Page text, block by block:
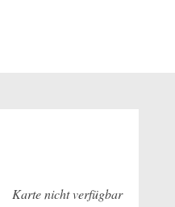
Karte nicht verfügbar